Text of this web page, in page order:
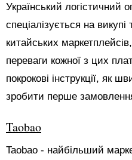
Український логістичний
спеціалізується на викупі
китайських
переваги кожної з цих
покрокові інструкції, як
зробити перше
Taobao
Taobao - найбільший